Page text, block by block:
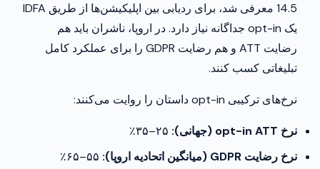
14.5 معرفی شد، برای ردیابی بین اپلیکیشن‌ها از طریق IDFA
یک opt-in جداگانه نیاز دارد. در اروپا، ناشران باید هم
رضایت ATT و هم رضایت GDPR را برای عملکرد کامل
تبلیغاتی کسب کنند.
نرخ‌های ترکیبی opt-in داستان را روایت می‌کنند:
نرخ opt-in ATT (جهانی):
نرخ رضایت GDPR (میانگین اتحادیه اروپا):